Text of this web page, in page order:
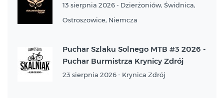
13 sierpnia 2026 - Dzierżoniów, Świdnica,
Ostroszowice, Niemcza
Puchar Szlaku Solnego MTB #3 2026 -
Puchar Burmistrza Krynicy Zdrój
23 sierpnia 2026 - Krynica Zdrój